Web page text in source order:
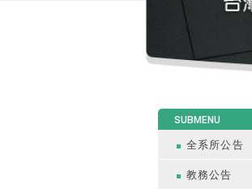
SUBMENU
全系所公告
教務公告